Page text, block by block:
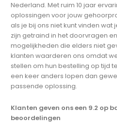
Nederland. Met ruim 10 jaar
oplossingen voor jouw
als je bij ons niet kunt vinden
zijn getraind in het doorvragen
mogelijkheden die elders niet
klanten waarderen ons omdat
stellen om hun bestelling op tijd
een keer anders lopen dan
passende oplossing.
Klanten geven ons een 9.2 op
beoordelingen